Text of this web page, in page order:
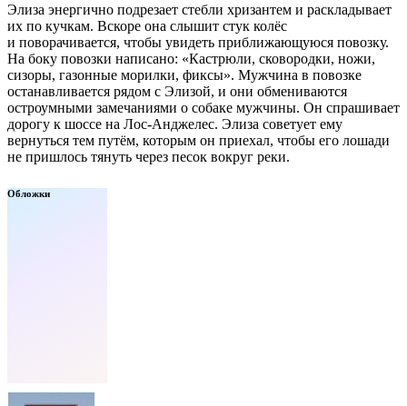
Элиза энергично подрезает стебли хризантем и раскладывает
их по кучкам. Вскоре она слышит стук колёс
и поворачивается, чтобы увидеть приближающуюся повозку.
На боку повозки написано: «Кастрюли, сковородки, ножи,
сизоры, газонные морилки, фиксы». Мужчина в повозке
останавливается рядом с Элизой, и они обмениваются
остроумными замечаниями о собаке мужчины. Он спрашивает
дорогу к шоссе на Лос-Анджелес. Элиза советует ему
вернуться тем путём, которым он приехал, чтобы его лошади
не пришлось тянуть через песок вокруг реки.
Обложки